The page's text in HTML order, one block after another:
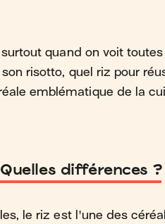
quand on voit
risotto, quel riz pour
emblématique de la
différences ?
le riz est l'une des